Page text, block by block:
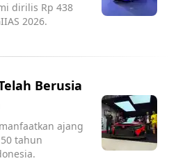
dirilis Rp 438
2026.
Berusia
ajang
tahun